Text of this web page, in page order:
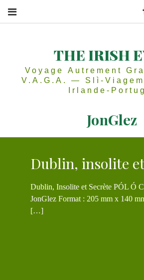
THE IRISH
Voyage Autrement
V.A.G.A. — Slì-
Irlande-
JonGlez
Dublin, insolite
Dublin, Insolite et Secrète PÓL Ó CONGHAILE
JonGlez Format : 205 mm x 140
[…]